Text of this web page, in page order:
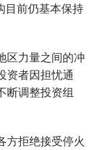
目前仍基本保持
区力量之间的冲
资者因担忧通
断调整投资组
方拒绝接受停火